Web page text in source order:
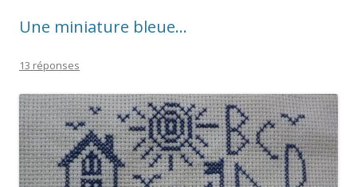
Une miniature bleue…
13 réponses